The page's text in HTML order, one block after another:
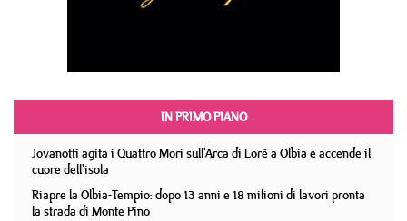
IN PRIMO PIANO
Jovanotti agita i Quattro Mori sull'Arca di Lorè a Olbia e accende il
cuore dell'isola
Riapre la Olbia-Tempio: dopo 13 anni e 18 milioni di lavori pronta
la strada di Monte Pino